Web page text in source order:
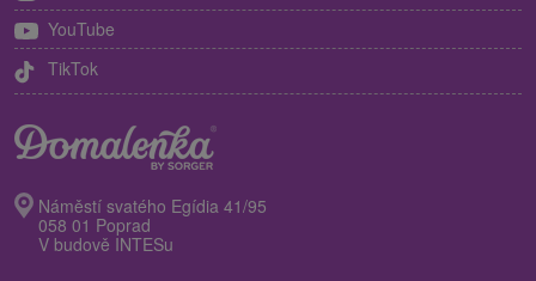
YouTube
TikTok
Náměstí svatého Egídia 41/95
058 01 Poprad
V budově INTESu